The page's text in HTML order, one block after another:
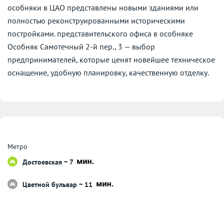
особняки в ЦАО представлены новыми зданиями или
полностью реконструированными историческими
постройками. представительского офиса в особняке
Особняк Самотечный 2-й пер., 3 — выбор
предпринимателей, которые ценят новейшее техническое
оснащение, удобную планировку, качественную отделку.
Метро
Достоевская ~ 7
Цветной бульвар ~ 11